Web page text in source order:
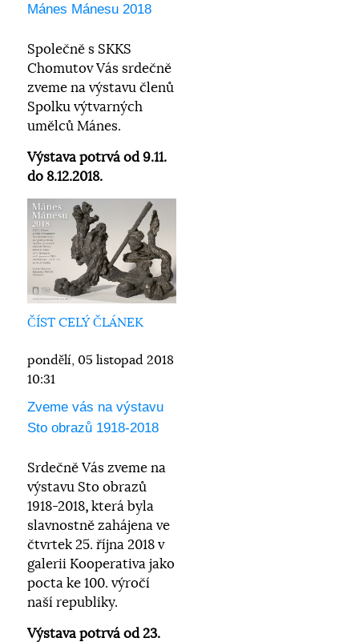
Mánes Mánesu 2018
Společně s SKKS
Chomutov Vás srdečně
zveme na výstavu členů
Spolku výtvarných
umělců Mánes.
Výstava potrvá od 9.11.
do 8.12.2018.
ČÍST CELÝ ČLÁNEK
pondělí, 05 listopad 2018
10:31
Zveme vás na výstavu
Sto obrazů 1918-2018
Srdečně Vás zveme na
výstavu Sto obrazů
1918-2018, která byla
slavnostně zahájena ve
čtvrtek 25. října 2018 v
galerii Kooperativa jako
pocta ke 100. výročí
naší republiky.
Výstava potrvá od23.